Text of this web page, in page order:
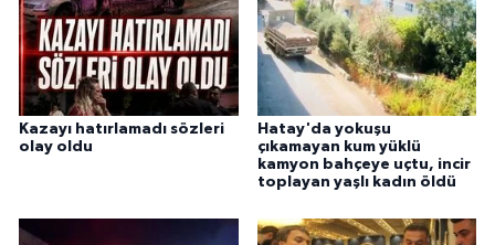
Kazayı hatırlamadı sözleri
olay oldu
Hatay'da yokuşu
çıkamayan kum yüklü
kamyon bahçeye uçtu, incir
toplayan yaşlı kadın öldü